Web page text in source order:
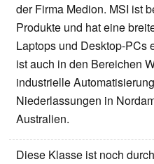
der Firma Medion. MSI ist
Produkte und hat eine
Laptops und Desktop-PCs
ist auch in den Bereichen
industrielle
Niederlassungen in
Australien.
Diese Klasse ist noch